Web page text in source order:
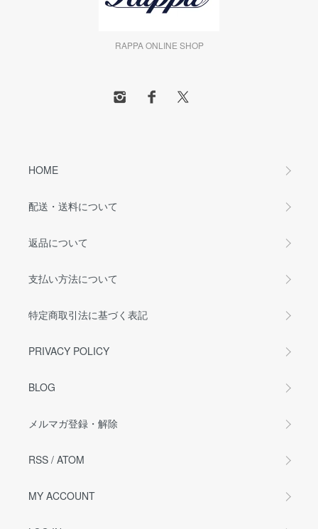
RAPPA ONLINE SHOP
HOME
配送・送料について
返品について
支払い方法について
特定商取引法に基づく表記
PRIVACY POLICY
BLOG
メルマガ登録・解除
RSS / ATOM
MY ACCOUNT